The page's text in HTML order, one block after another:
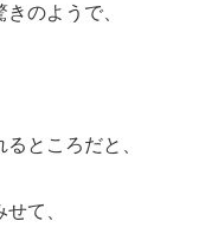
のようで、
ところだと、
て、